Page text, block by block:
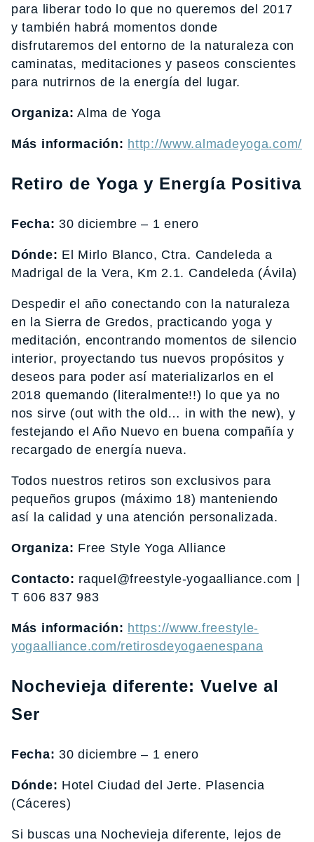
para liberar todo lo que no queremos del 2017
y también habrá momentos donde
disfrutaremos del entorno de la naturaleza con
caminatas, meditaciones y paseos conscientes
para nutrirnos de la energía del lugar.
Organiza: Alma de Yoga
Más información: http://www.almadeyoga.com/
Retiro de Yoga y Energía Positiva
Fecha: 30 diciembre – 1 enero
Dónde: El Mirlo Blanco, Ctra. Candeleda a
Madrigal de la Vera, Km 2.1. Candeleda (Ávila)
Despedir el año conectando con la naturaleza
en la Sierra de Gredos, practicando yoga y
meditación, encontrando momentos de silencio
interior, proyectando tus nuevos propósitos y
deseos para poder así materializarlos en el
2018 quemando (literalmente!!) lo que ya no
nos sirve (out with the old… in with the new), y
festejando el Año Nuevo en buena compañía y
recargado de energía nueva.
Todos nuestros retiros son exclusivos para
pequeños grupos (máximo 18) manteniendo
así la calidad y una atención personalizada.
Organiza: Free Style Yoga Alliance
Contacto: raquel@freestyle-yogaalliance.com |
T 606 837 983
Más información: https://www.freestyle-
yogaalliance.com/retirosdeyogaenespana
Nochevieja diferente: Vuelve al
Ser
Fecha: 30 diciembre – 1 enero
Dónde: Hotel Ciudad del Jerte. Plasencia
(Cáceres)
Si buscas una Nochevieja diferente, lejos de